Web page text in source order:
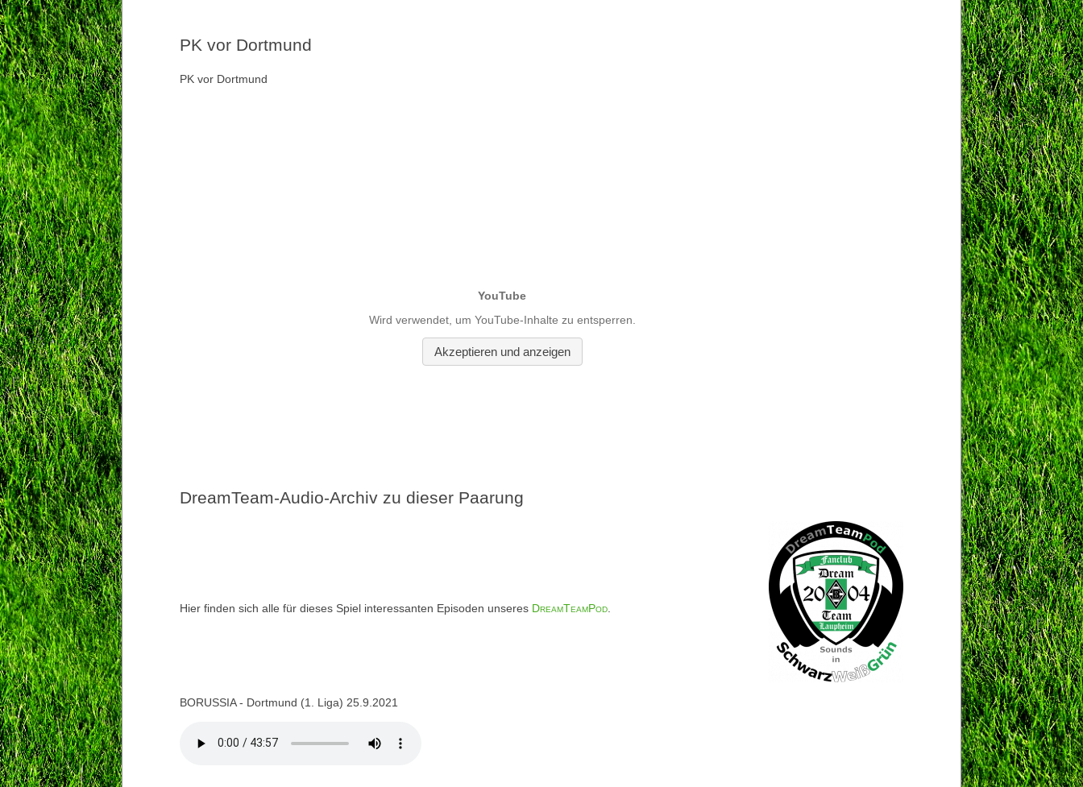
PK vor Dortmund
PK vor Dortmund
DreamTeam-Audio-Archiv zu dieser Paarung
Hier finden sich alle für dieses Spiel interessanten Episoden unseres DreamTeamPod
BORUSSIA - Dortmund (1. Liga) 25.9.2021